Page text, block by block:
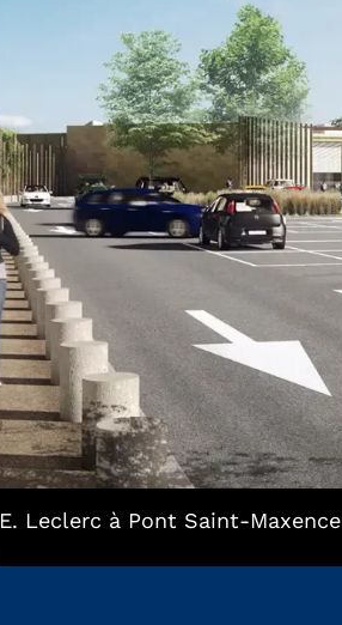
E. Leclerc à Pont Saint-Maxence